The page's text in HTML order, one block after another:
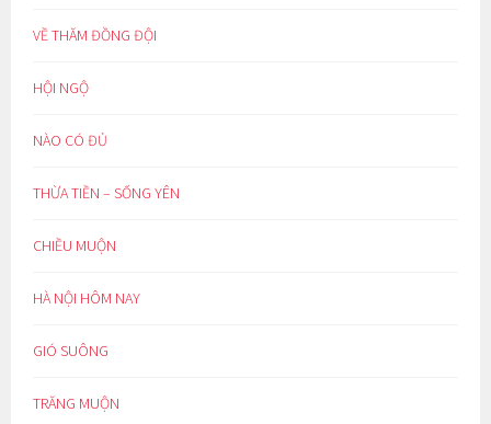
VỀ THĂM ĐỒNG ĐỘI
HỘI NGỘ
NÀO CÓ ĐỦ
THỪA TIỀN – SỐNG YÊN
CHIỀU MUỘN
HÀ NỘI HÔM NAY
GIÓ SUÔNG
TRĂNG MUỘN